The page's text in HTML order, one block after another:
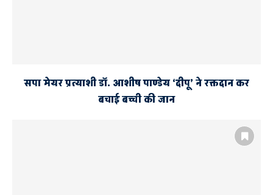
सपा मेयर प्रत्याशी डॉ. आशीष पाण्डेय ‘दीपू’ ने रक्तदान कर
बचाई बच्ची की जान